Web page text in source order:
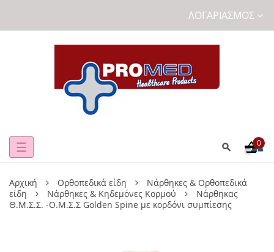
ΛΟΓΑΡΙΑΣΜΌΣ
Toggle
☰ 0
Αρχική Ορθοπεδικά είδη
Νάρθηκες & Ορθοπεδικά
είδη
Νάρθηκες & Κηδεμόνες Κορμού
Νάρθηκας
Θ.Μ.Σ.Σ. -Ο.Μ.Σ.Σ Golden Spine με κορδόνι συμπίεσης